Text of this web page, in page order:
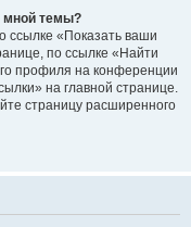
мной темы?
ссылке «Показать ваши
по ссылке «Найти
профиля на конференции
на главной странице.
страницу расширенного